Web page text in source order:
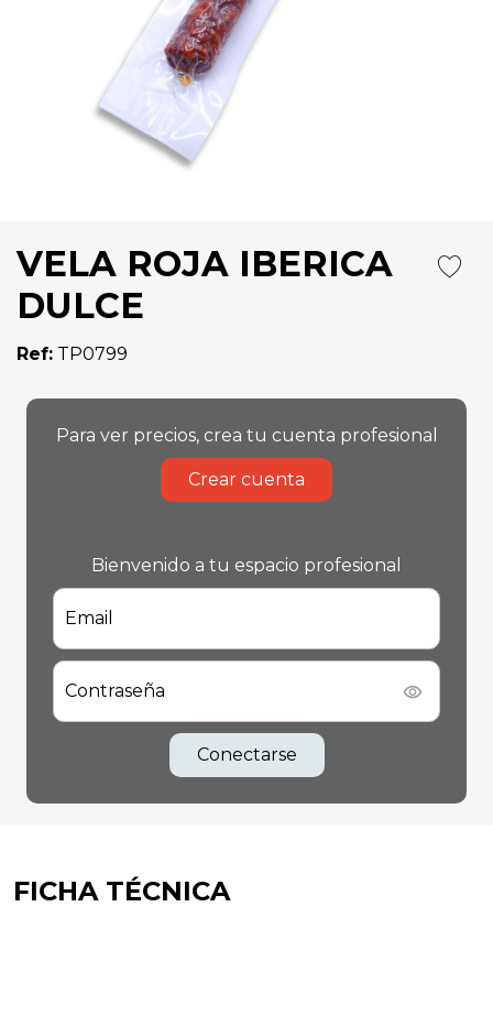
VELA ROJA IBERICA
DULCE
Ref: TP0799
Para ver precios, crea tu cuenta profesional
Crear cuenta
Bienvenido a tu espacio profesional
Email
Contraseña
Conectarse
FICHA TÉCNICA